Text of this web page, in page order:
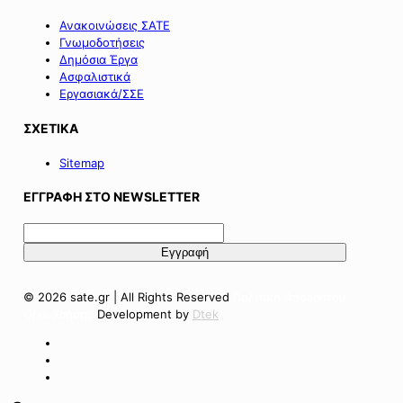
Ανακοινώσεις ΣΑΤΕ
Γνωμοδοτήσεις
Δημόσια Έργα
Ασφαλιστικά
Εργασιακά/ΣΣΕ
ΣΧΕΤΙΚΑ
Sitemap
ΕΓΓΡΑΦΗ ΣΤΟ NEWSLETTER
© 2026 sate.gr | All Rights Reserved
Development by Dtek